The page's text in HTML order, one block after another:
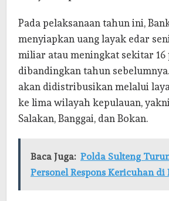
Pada pelaksanaan tahun ini,
menyiapkan uang layak edar
miliar atau meningkat sekitar 16
dibandingkan tahun
akan didistribusikan melalui
ke lima wilayah kepulauan,
Salakan, Banggai, dan Bokan.
Baca Juga: Polda Sulteng
Personel Respons Kericuhan di